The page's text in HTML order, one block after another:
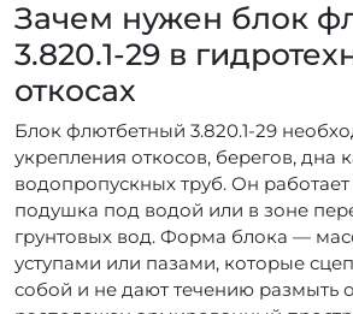
Зачем нужен блок
3.820.1-29 в
откосах
Блок флютбетный 3.820.1-29
укрепления откосов, берегов, дна
водопропускных труб. Он
подушка под водой или в зоне
грунтовых вод. Форма блока —
уступами или пазами, которые
собой и не дают течению размыть